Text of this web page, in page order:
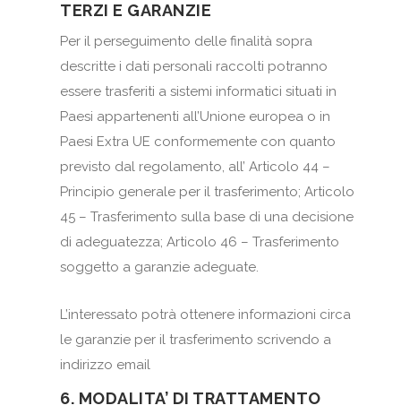
TERZI E GARANZIE
Per il perseguimento delle finalità sopra
descritte i dati personali raccolti potranno
essere trasferiti a sistemi informatici situati in
Paesi appartenenti all’Unione europea o in
Paesi Extra UE conformemente con quanto
previsto dal regolamento, all’ Articolo 44 –
Principio generale per il trasferimento; Articolo
45 – Trasferimento sulla base di una decisione
di adeguatezza; Articolo 46 – Trasferimento
soggetto a garanzie adeguate.
L’interessato potrà ottenere informazioni circa
le garanzie per il trasferimento scrivendo a
indirizzo email
6. MODALITA’ DI TRATTAMENTO